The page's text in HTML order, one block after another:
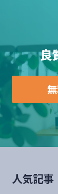
良
人気記事